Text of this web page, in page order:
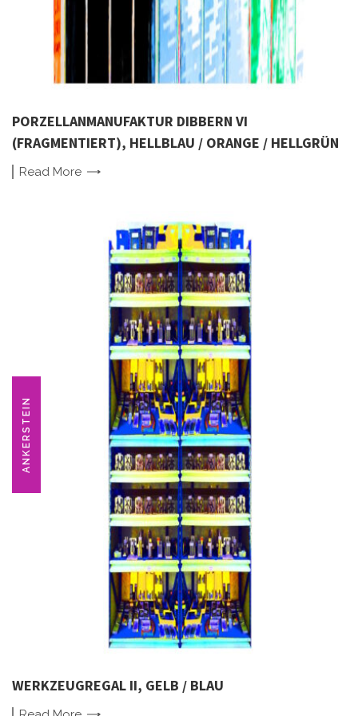
PORZELLANMANUFAKTUR DIBBERN VI
(FRAGMENTIERT), HELLBLAU / ORANGE / HELLGRÜN
Read More
ANKERSTEIN
WERKZEUGREGAL II, GELB / BLAU